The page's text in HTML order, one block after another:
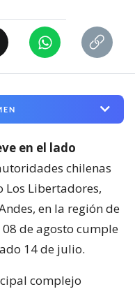
en el lado
chilenas
Los Libertadores,
en la región de
de agosto cumple
14 de julio.
complejo